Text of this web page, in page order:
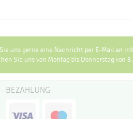
uns gerne eine Nachricht per E-Mail an
Sie uns von Montag bis Donnerstag von
BEZAHLUNG